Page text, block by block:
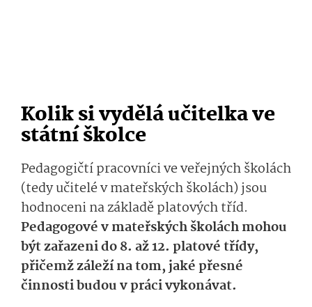
Kolik si vydělá učitelka ve
státní školce
Pedagogičtí pracovníci ve veřejných školách
(tedy učitelé v mateřských školách) jsou
hodnoceni na základě platových tříd.
Pedagogové v mateřských školách mohou
být zařazeni do 8. až 12. platové třídy,
přičemž záleží na tom, jaké přesné
činnosti budou v práci vykonávat.